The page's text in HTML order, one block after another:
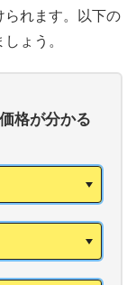
られます。以下の
ょう。
格が分かる